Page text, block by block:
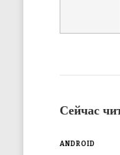
Сейчас
ANDROID